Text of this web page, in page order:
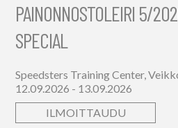
PAINONNOSTOLEIRI 5/
SPECIAL
Speedsters Training Center,
12.09.2026 - 13.09.2026
ILMOITTAUDU